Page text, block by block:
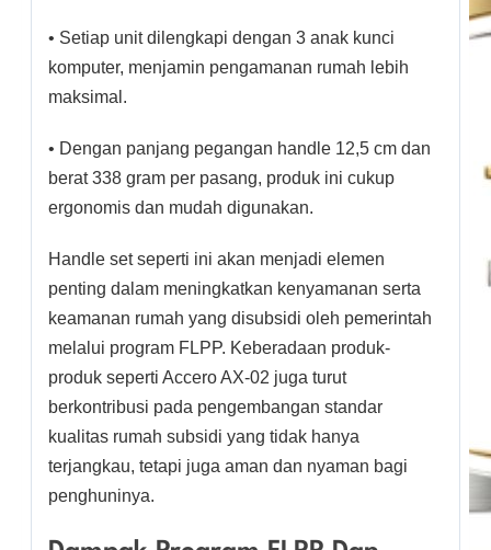
• Setiap unit dilengkapi dengan 3 anak kunci
komputer, menjamin pengamanan rumah lebih
maksimal.
• Dengan panjang pegangan handle 12,5 cm dan
berat 338 gram per pasang, produk ini cukup
ergonomis dan mudah digunakan.
Handle set seperti ini akan menjadi elemen
penting dalam meningkatkan kenyamanan serta
keamanan rumah yang disubsidi oleh pemerintah
melalui program FLPP. Keberadaan produk-
produk seperti Accero AX-02 juga turut
berkontribusi pada pengembangan standar
kualitas rumah subsidi yang tidak hanya
terjangkau, tetapi juga aman dan nyaman bagi
penghuninya.